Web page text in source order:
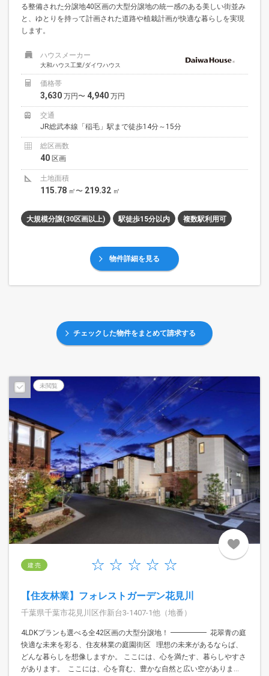
る整備された分譲地40区画の大型分譲地の統一感のある美しい街並み
と、ゆとりを持って計画された道路や植栽計画が快適な暮らしを実現
します。
ハウスメーカー
大和ハウス工業/ダイワハウス
価格帯
3,630 万円〜 4,940 万円
交通
JR総武本線「稲毛」駅まで徒歩14分～15分
総区画数
40 区画
土地面積
115.78 ㎡〜 219.32 ㎡
大規模分譲(30区画以上) 駅徒歩15分以内 複数駅利用可
物件詳細を見る
チェックした物件をまとめて請求する
未閲覧
建 売
【住友林業】フォレストガーデン花見川
千葉県千葉市花見川区作新台3-1407-1他（地番）
4LDKプランも選べる全42区画の大型分譲地！ ━━━━━ ㅤ 花翠青の庭
快適な未来を彩る、住友林業の庭園街区 ㅤ ㅤ 理想の未来があるならば、
どんな暮らしを想像しますか。 ここには、心を満たす、暮らしやすさ
があります。 ㅤ ここには、心を育む、豊かな自然と広い空がありま...